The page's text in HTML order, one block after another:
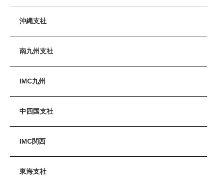
沖縄支社
南九州支社
IMC九州
中四国支社
IMC関西
東海支社